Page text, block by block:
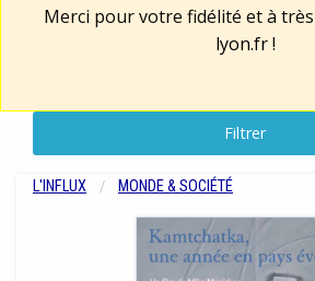
Merci pour votre fidélité et à
lyon.fr!
Filtrer
L'INFLUX MONDE & SOCIÉTÉ